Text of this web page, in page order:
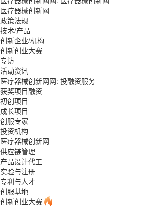
医疗器械创新网
政策法规
技术/产品
创新企业/机构
创新创业大赛
专访
活动资讯
医疗器械创新网网: 投融资服务
获奖项目融资
初创项目
成长项目
创服专家
投资机构
医疗器械创新网
供应链管理
产品设计代工
实验与注册
专利与人才
创服基地
创新创业大赛